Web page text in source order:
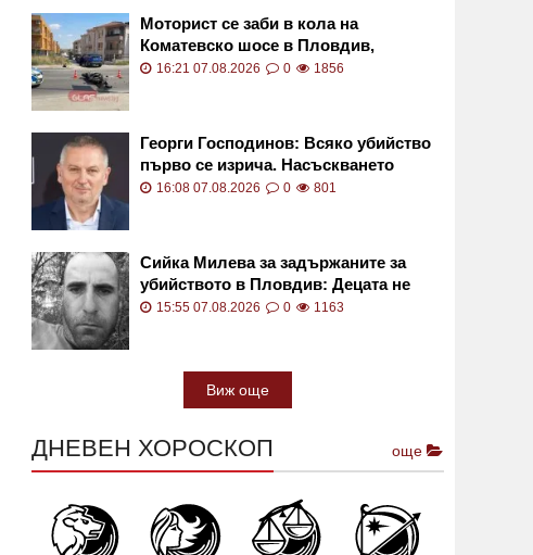
Моторист се заби в кола на
Коматевско шосе в Пловдив,
откараха го с линейка ВИДЕО
16:21 07.08.2026 0 1856
Георги Господинов: Всяко убийство
първо се изрича. Насъскването
убива
16:08 07.08.2026 0 801
Сийка Милева за задържаните за
убийството в Пловдив: Децата не
трябва да бият до смърт
15:55 07.08.2026 0 1163
Виж още
ДНЕВЕН ХОРОСКОП още